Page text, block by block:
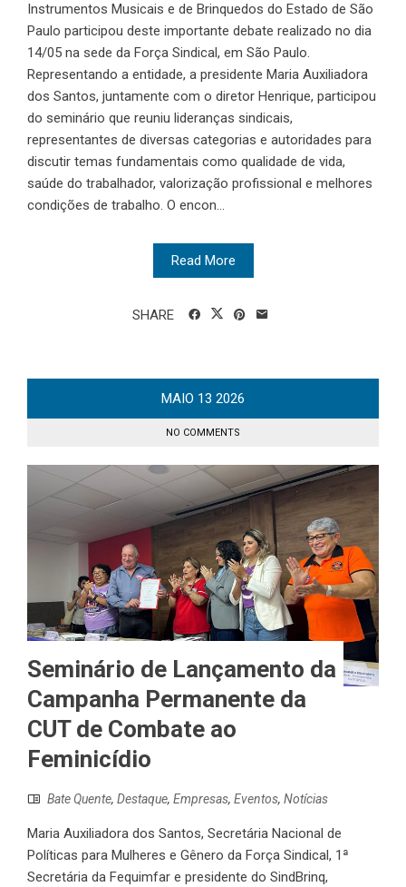
Instrumentos Musicais e de Brinquedos do Estado de São
Paulo participou deste importante debate realizado no dia
14/05 na sede da Força Sindical, em São Paulo.
Representando a entidade, a presidente Maria Auxiliadora
dos Santos, juntamente com o diretor Henrique, participou
do seminário que reuniu lideranças sindicais,
representantes de diversas categorias e autoridades para
discutir temas fundamentais como qualidade de vida,
saúde do trabalhador, valorização profissional e melhores
condições de trabalho. O encon...
Read More
SHARE
MAIO 13 2026
NO COMMENTS
Seminário de Lançamento da
Campanha Permanente da
CUT de Combate ao
Feminicídio
Bate Quente, Destaque, Empresas, Eventos, Notícias
Maria Auxiliadora dos Santos, Secretária Nacional de
Políticas para Mulheres e Gênero da Força Sindical, 1ª
Secretária da Fequimfar e presidente do SindBrinq,